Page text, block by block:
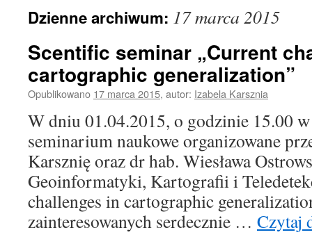
Dzienne archiwum: 17 marca 2015
Scentific seminar „Current
cartographic generalization”
Opublikowano 17 marca 2015, autor: Izabela Karsznia
W dniu 01.04.2015, o godzinie 15.00
seminarium naukowe organizowane
Karsznię oraz dr hab. Wiesława
Geoinformatyki, Kartografii i
challenges in cartographic
zainteresowanych serdecznie … Czytaj